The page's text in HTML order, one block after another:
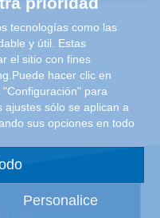
tecnologías como las
y útil. Estas
el sitio con fines
hacer clic en
para
ajustes sólo se aplican a
sus opciones en todo
Personalice